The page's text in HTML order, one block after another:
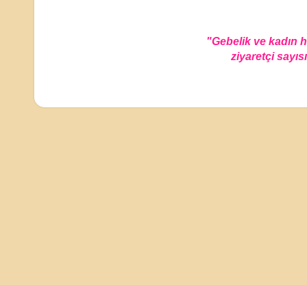
"Gebelik ve kadın
ziyaretçi